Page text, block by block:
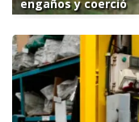
engaños y coerció